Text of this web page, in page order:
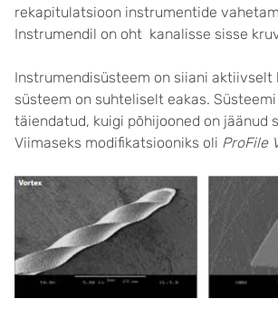
rekapitulatsioon instrumentide
Instrumendil on oht kanalisse sisse
Instrumendisüsteem on siiani aktiivselt
süsteem on suhteliselt eakas.
täiendatud, kuigi põhijooned on jäänud
Viimaseks modifikatsiooniks oli ProFile